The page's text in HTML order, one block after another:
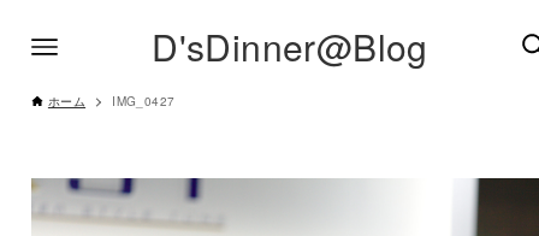
D'sDinner@Blog
ホーム IMG_0427